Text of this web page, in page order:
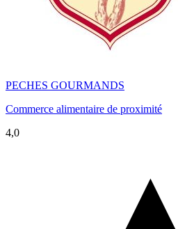
PECHES GOURMANDS
Commerce alimentaire de proximité
4,0